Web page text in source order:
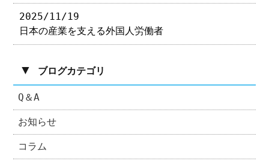
2025/11/19
日本の産業を支える外国人労働者
▼ ブログカテゴリ
Q＆A
お知らせ
コラム